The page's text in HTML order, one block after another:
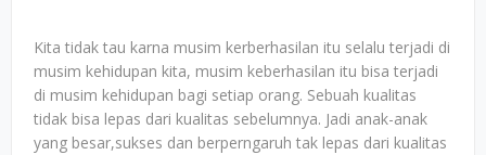
Kita tidak tau karna musim kerberhasilan itu selalu terjadi di
musim kehidupan kita, musim keberhasilan itu bisa terjadi
di musim kehidupan bagi setiap orang. Sebuah kualitas
tidak bisa lepas dari kualitas sebelumnya. Jadi anak-anak
yang besar,sukses dan berperngaruh tak lepas dari kualitas